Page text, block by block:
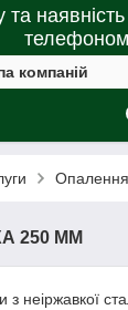
та
компаній
Опалення
250 ММ
неіржавкої